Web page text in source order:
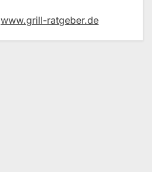
www.grill-ratgeber.de